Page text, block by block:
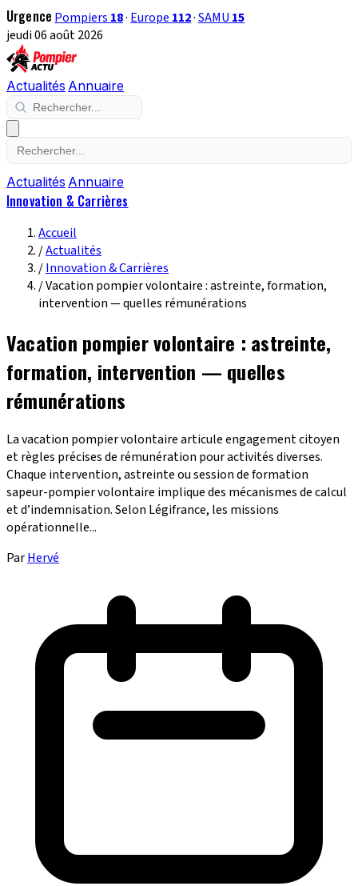
Urgence Pompiers 18· Europe 112·SAMU 15
jeudi 06 août 2026
Actualités Annuaire
Actualités Annuaire
Innovation & Carrières
Accueil
/Actualités
/Innovation & Carrières
/Vacation pompier volontaire : astreinte, formation,
intervention — quelles rémunérations
Vacation pompier volontaire : astreinte,
formation, intervention — quelles
rémunérations
La vacation pompier volontaire articule engagement citoyen
et règles précises de rémunération pour activités diverses.
Chaque intervention, astreinte ou session de formation
sapeur-pompier volontaire implique des mécanismes de calcul
et d’indemnisation. Selon Légifrance, les missions
opérationnelle...
ParHervé